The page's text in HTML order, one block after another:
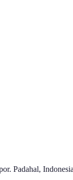
Padahal,